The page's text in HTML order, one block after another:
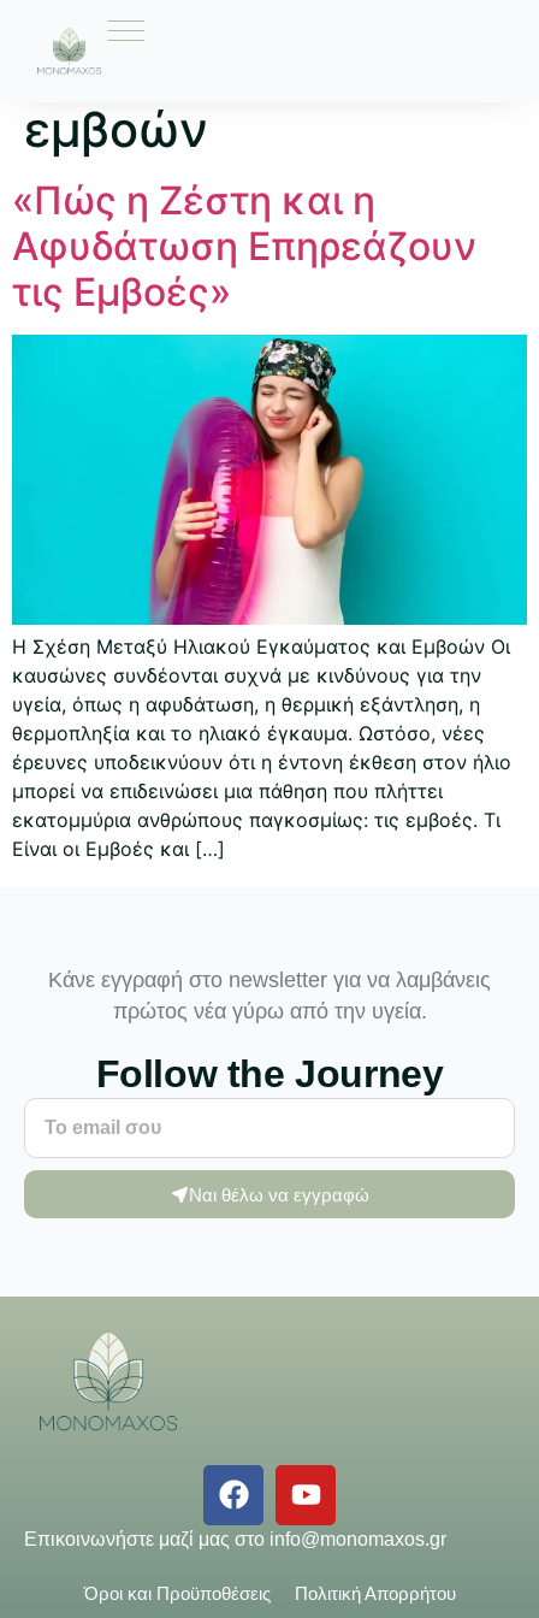
Ετικέτα:
εμβοών
«Πώς η Ζέστη και η
Αφυδάτωση Επηρεάζουν
τις Εμβοές»
Η Σχέση Μεταξύ Ηλιακού Εγκαύματος και Εμβοών Οι
καυσώνες συνδέονται συχνά με κινδύνους για την
υγεία, όπως η αφυδάτωση, η θερμική εξάντληση, η
θερμοπληξία και το ηλιακό έγκαυμα. Ωστόσο, νέες
έρευνες υποδεικνύουν ότι η έντονη έκθεση στον ήλιο
μπορεί να επιδεινώσει μια πάθηση που πλήττει
εκατομμύρια ανθρώπους παγκοσμίως: τις εμβοές. Τι
Είναι οι Εμβοές και […]
Κάνε εγγραφή στο newsletter για να λαμβάνεις
πρώτος νέα γύρω από την υγεία.
Follow the Journey
Ναι θέλω να εγγραφώ
Επικοινωνήστε μαζί μας στο info@monomaxos.gr
Όροι και Προϋποθέσεις Πολιτική Απορρήτου